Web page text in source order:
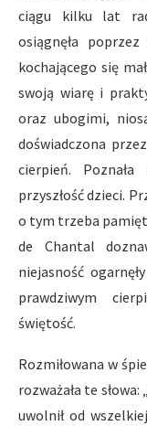
ciągu kilku lat
osiągnęła
kochającego się
swoją wiarę i
oraz ubogimi,
doświadczona
cierpień.
przyszłość dzieci.
o tym trzeba
de Chantal
niejasność
prawdziwym
świętość.
Rozmiłowana w
rozważała te słowa:
uwolnił od